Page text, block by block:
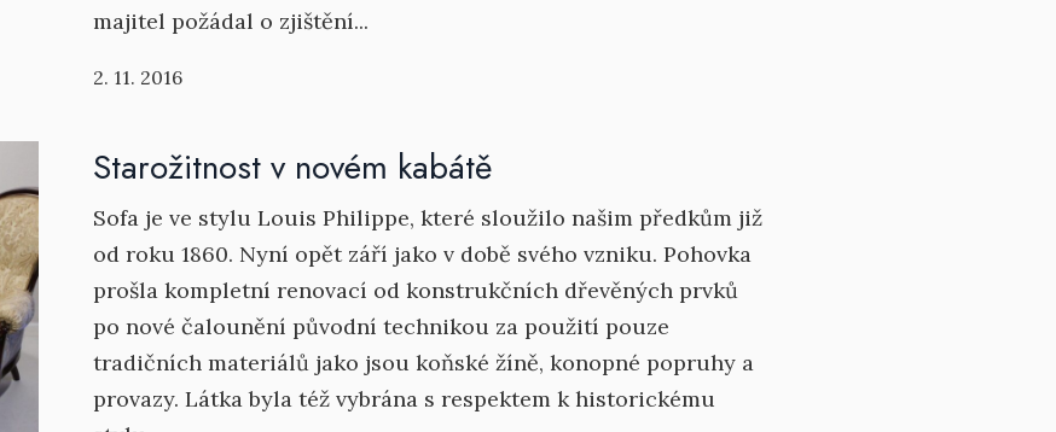
majitel požádal o zjištění...
2. 11. 2016
Starožitnost v novém kabátě
Sofa je ve stylu Louis Philippe, které sloužilo našim předkům již
od roku 1860. Nyní opět září jako v době svého vzniku. Pohovka
prošla kompletní renovací od konstrukčních dřevěných prvků
po nové čalounění původní technikou za použití pouze
tradičních materiálů jako jsou koňské žíně, konopné popruhy a
provazy. Látka byla též vybrána s respektem k historickému